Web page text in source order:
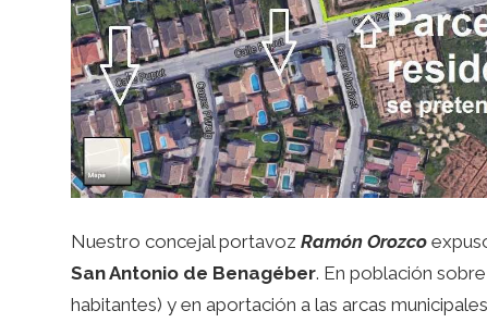
Nuestro concejal portavoz Ramón Orozco
San Antonio de Benagéber. En población
habitantes) y en aportación a las arcas